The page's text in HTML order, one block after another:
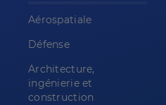
Aérospatiale
Défense
Architecture,
ingénierie et
construction